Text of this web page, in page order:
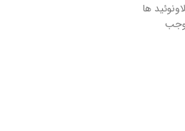
و فلاونوئید ها